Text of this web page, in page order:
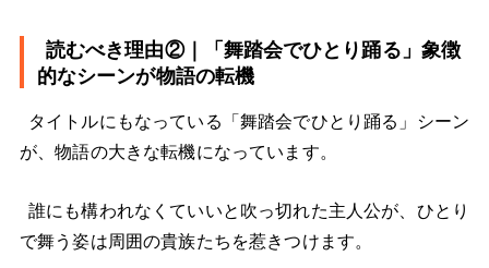
読むべき理由②｜「舞踏会でひとり踊る」象徴
的なシーンが物語の転機
タイトルにもなっている「舞踏会でひとり踊る」シーン
が、物語の大きな転機になっています。
誰にも構われなくていいと吹っ切れた主人公が、ひとり
で舞う姿は周囲の貴族たちを惹きつけます。